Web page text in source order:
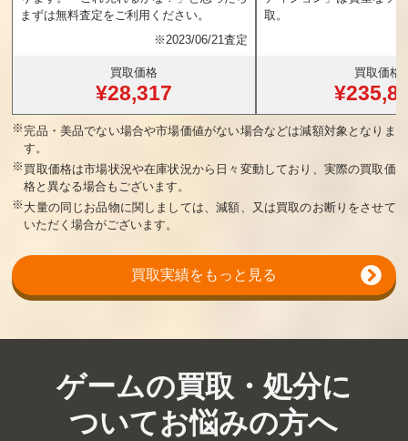
まずは無料査定をご利用ください。
※2023/06/21査定
買取価格
¥28,317
取。
買取価格
※完品・美品でない場合や市場価値がない場合などは減額対象となりま
す。
※ 買取価格は市場状況や在庫状況から日々変動しており、実際の買取価
格と異なる場合もございます。
※ 大量の同じお品物に関しましては、減額、又は買取のお断りをさせて
いただく場合がございます。
買取実績をもっと見る
ゲームの買取・処分に
ついてお悩みの方へ